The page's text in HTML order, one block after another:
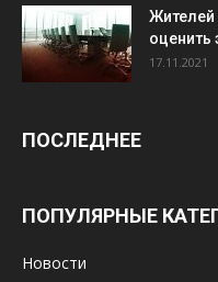
Жителей
оценить
17.11.2021
ПОСЛЕДНЕЕ
ПОПУЛЯРНЫЕ
Новости